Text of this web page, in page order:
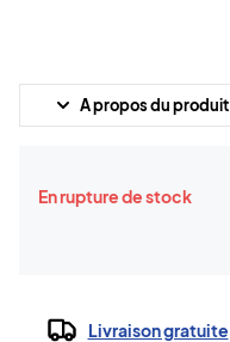
A propos du produit
En rupture de stock
Livraison gratuite